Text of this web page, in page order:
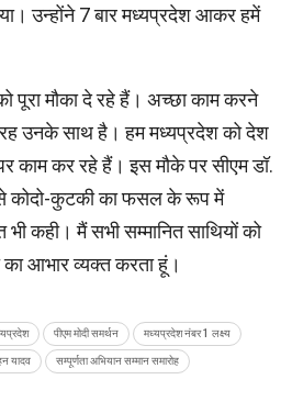
उन्होंने 7 बार मध्यप्रदेश आकर हमें
पूरा मौका दे रहे हैं। अच्छा काम करने
उनके साथ है। हम मध्यप्रदेश को देश
काम कर रहे हैं। इस मौके पर सीएम डॉ.
से कोदो-कुटकी का फसल के रूप में
कही। मैं सभी सम्मानित साथियों को
का आभार व्यक्त करता हूं।
पीएम मोदी समर्थन मध्यप्रदेश नंबर 1 लक्ष्य
यादव सम्पूर्णता अभियान सम्मान समारोह